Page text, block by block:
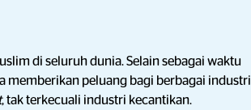
di seluruh dunia. Selain sebagai waktu
memberikan peluang bagi berbagai industri
, tak terkecuali industri kecantikan.